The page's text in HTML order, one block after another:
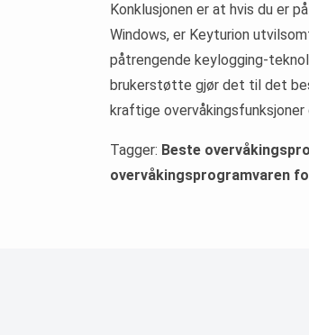
Konklusjonen er at hvis du er
Windows, er Keyturion
påtrengende keylogging-
brukerstøtte gjør det til det
kraftige
Tagger: Beste
overvåkingsprogramvaren